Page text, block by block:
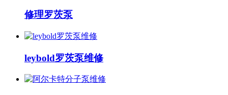
修理罗茨泵
leybold罗茨泵维修